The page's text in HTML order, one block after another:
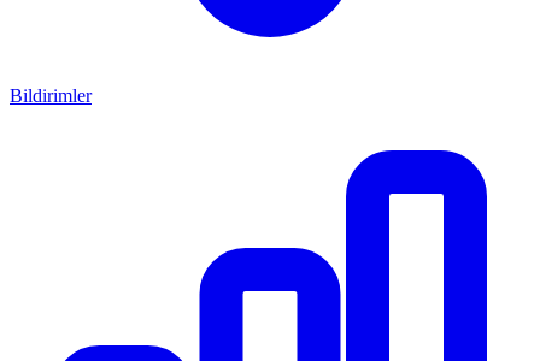
Bildirimler